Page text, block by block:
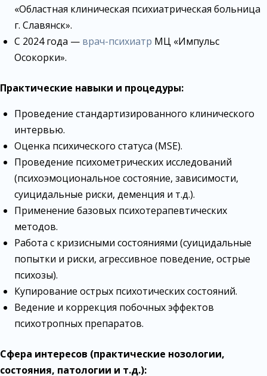
«Областная клиническая психиатрическая больница
г. Славянск».
С 2024 года — врач-психиатр МЦ «Импульс
Осокорки».
Практические навыки и процедуры:
Проведение стандартизированного клинического
интервью.
Оценка психического статуса (MSE).
Проведение психометрических исследований
(психоэмоциональное состояние, зависимости,
суицидальные риски, деменция и т.д.).
Применение базовых психотерапевтических
методов.
Работа с кризисными состояниями (суицидальные
попытки и риски, агрессивное поведение, острые
психозы).
Купирование острых психотических состояний.
Ведение и коррекция побочных эффектов
психотропных препаратов.
Сфера интересов (практические нозологии,
состояния, патологии и т.д.):